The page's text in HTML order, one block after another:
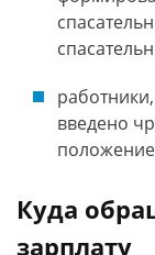
введено
Куда
зарплату